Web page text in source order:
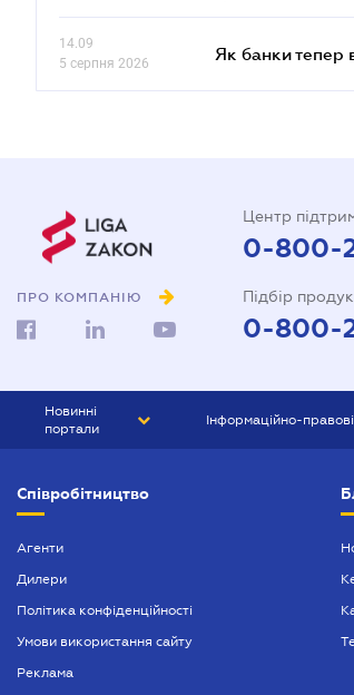
14.09
5 серпня 2026
Як банки тепер
ПРО КОМПАНІЮ
Центр
0-800-
Підбір
0-800-
Новинні
портали
БІЗНЕС
Інформаційно-
БУХГАЛТЕР ПРОФ
Співробітництво
Агенти
Дилери
Політика конфіденційності
Умови використання сайту
Реклама